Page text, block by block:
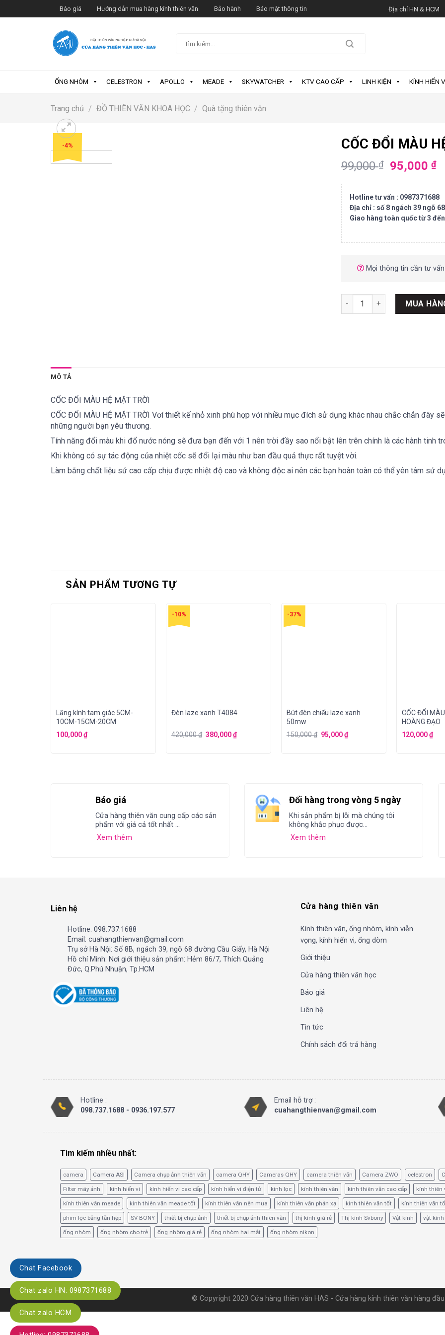
to
Báo giá Hướng dẫn mua hàng kính thiên văn Bảo hành Bảo mật thông tin Địa chỉ HN & HCM
kiếm:
ỐNG NHÒM CELESTRON APOLLO MEADE SKYWATCHER KTV CAO CẤP LINH KIỆN KÍNH HIỂN
Trang chủ / ĐỒ THIÊN VĂN KHOA HỌC / Quà tặng thiên văn
-4% CỐC ĐỔI MÀU
99,000₫ 95,000₫
Hotline tư vấn : 0987371688
Địa chỉ : số 8 ngách 39 ngõ
Giao hàng toàn quốc từ 3
Mọi thông tin cần tư
CỐC ĐỔI MÀU HỆ MẶT TRỜI
MUA
MÔ TẢ
CỐC ĐỔI MÀU HỆ MẶT TRỜI
CỐC ĐỔI MÀU HỆ MẶT TRỜI Vơí thiết kế nhỏ xinh phù hợp với nhiều mục đích sử dụng khác nhau chắc chắn đây
những người bạn yêu thương.
Tính năng đổi màu khi đổ nước nóng sẽ đưa bạn đến với 1 nên trời đầy sao nổi bật lên trên chính là các hành tinh
Khi không có sự tác động của nhiệt cốc sẽ đổi lại màu như ban đầu quả thực rất tuyệt vời.
Làm bằng chất liệu sứ cao cấp chịu được nhiệt độ cao và không độc ai nên các bạn hoàn toàn có thể yên tâm sử
SẢN PHẨM TƯƠNG TỰ
Lăng kính tam giác 5CM-
10CM-15CM-20CM
100,000₫
-10%
Đèn laze xanh T4084
420,000₫ 380,000₫
-37%
Bút đèn chiếu laze xanh
50mw
150,000₫ 95,000₫
CỐC ĐỔI
HOÀNG ĐẠO
120,000₫
Báo giá
Cửa hàng thiên văn cung cấp các sản
phẩm với giá cả tốt nhất ...
Xem thêm
Đổi hàng trong vòng 5 ngày
Khi sản phẩm bị lỗi mà chúng tôi
không khắc phục được...
Xem thêm
Liên hệ
Hotline: 098.737.1688
Email: cuahangthienvan@gmail.com
Trụ sở Hà Nội: Số 8B, ngách 39, ngõ 68 đường Cầu Giấy, Hà Nội
Hồ chí Minh: Nơi giới thiệu sản phẩm: Hẻm 86/7, Thích Quảng
Đức, Q.Phú Nhuận, Tp.HCM
Cửa hàng thiên văn
Kính thiên văn, ống nhòm, kính viễn
vọng, kính hiển vi, ống dòm
Giới thiệu
Cửa hàng thiên văn học
Báo giá
Liên hệ
Tin tức
Chính sách đổi trả hàng
Hotline :
098.737.1688 - 0936.197.577
Email hỗ trợ :
cuahangthienvan@gmail.com
Tìm kiếm nhiều nhất:
camera Camera ASI Camera chụp ảnh thiên văn camera QHY Cameras QHY camera thiên văn Camera ZWO celestron
Filter máy ảnh kính hiển vi kính hiển vi cao cấp kính hiển vi điện tử kính lọc kính thiên văn kính thiên văn cao cấp kính thiên
kính thiên văn meade kính thiên văn meade tốt kính thiên văn nên mua kính thiên văn phản xạ kính thiên văn tốt kính thiên văn
phim lọc băng tần hẹp SV BONY thiết bị chụp ảnh thiết bị chụp ảnh thiên văn thị kính giá rẻ Thị kính Svbony Vật kính vật
ống nhòm ống nhòm cho trẻ ống nhòm giá rẻ ống nhòm hai mắt ống nhòm nikon
© Copyright 2020 Cửa hàng thiên văn HAS - Cửa hàng kính thiên văn hàng
Chat Facebook
Chat zalo HN: 0987371688
Chat zalo HCM